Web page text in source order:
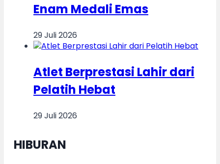
Enam Medali Emas
29 Juli 2026
Atlet Berprestasi Lahir dari
Pelatih Hebat
29 Juli 2026
HIBURAN